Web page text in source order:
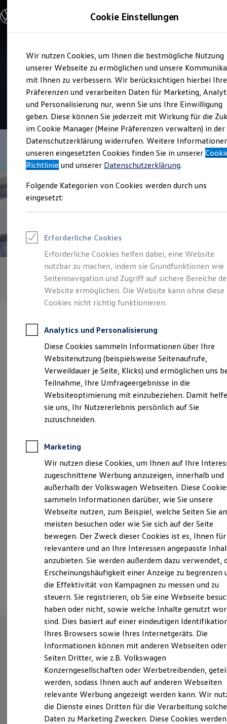
Hauptinhalt
springen
Footer
springen
Modelle und Konfigurator
Modelle vergleichen
Elektroautos
ENERGY Sondermodelle
Nutzfahrzeuge
SUV und CUV
Familienautos
Kombis
Kompaktwagen
Sportwagen
Schnell verfügbare Fahrzeuge
Angebote und Produkte
Aktuelle Angebote
E-Auto-Förderung
Volkswagen Marktplatz
Junge Gebrauchtwagen und Gebrauchtwagen
Volkswagen Zertifizierte Gebrauchtwagen
Zubehör- und Serviceangebote
Leasing
Leasing-Angebote
Gebrauchtwagen Leasing
Junge Gebrauchtwagen-Leasing
Elektroauto Leasing
Kleinwagen-Leasing
Leasing ohne Anzahlung
Finanzierung
Kfz-Versicherung
Restschuldversicherungen
Garantien
Wartungsverträge
Geschäftskunden
Professional Class bei Volkswagen
Großkunden
Behörden
Direktkunden
Sonderfahrzeuge
Anpfiff zum Gewinn
Elektroautos
ID. Tutorials
Elektrofahrzeugkonzepte
Reichweite
Reichweite der ID. Modelle
Reichweite im Winter
Laden
Laden unterwegs
Laden Zuhause
Ladestationen finden
Ladezeitensimulator
Batterie
Sicherheit
Garantie und Lebensdauer
Nachhaltigkeit
Technologie
Kosten und Kauf
Verbrauchskosten
Kaufoptionen
E-Auto-Förderung
Software und Konnektivität
ID. Software Versionen und Updates
Digitale Extras
Schnittstellen zu Ihrem ID.
Hybridautos
Marke und Erlebnis
Volkswagen R und R Experience
R-Modelle
Service
Autopark Hackerott
Burgwedel
4.7|35 Bewertungen
Hackerott GmbH & Co. Handels und Service KG
Impressum & Rechtliches)
Kokenhorststr. 6, 30938 Burgwedel
burgwedel@hackerott.de
+49 5139 9700650
Montag-Freitag 08:00-18:00 Uhr
Samstag
09:00 14:00
Uhr
Sonntag
Geschlossen
Ansprechpartner
Unsere Leistungenim
Überblick
Gebrauchtwagen
Cookie Einstellungen
Wir nutzen Cookies, um Ihnen die bestmögliche Nutzung
unserer Webseite zu ermöglichen und unsere
mit Ihnen zu verbessern. Wir berücksichtigen hierbei Ihre
Präferenzen und verarbeiten Daten für Marketing,
und Personalisierung nur, wenn Sie uns Ihre Einwilligung
geben. Diese können Sie jederzeit mit Wirkung für die
im Cookie Manager (Meine Präferenzen verwalten) in der
Datenschutzerklärung widerrufen. Weitere
unseren eingesetzten Cookies finden Sie in unserer
Richtlinie und unserer Datenschutzerklärung.
Folgende Kategorien von Cookies werden durch uns
eingesetzt:
Erforderliche Cookies
Erforderliche Cookies helfen dabei, eine Website
nutzbar zu machen, indem sie Grundfunktionen wie
Seitennavigation und Zugriff auf sichere Bereiche
Website ermöglichen. Die Website kann ohne diese
Cookies nicht richtig funktionieren.
Analytics und Personalisierung
Diese Cookies sammeln Informationen über Ihre
Websitenutzung (beispielsweise Seitenaufrufe,
Verweildauer je Seite, Klicks) und ermöglichen uns
Teilnahme, Ihre Umfrageergebnisse in die
Websiteoptimierung mit einzubeziehen. Damit
sie uns, Ihr Nutzererlebnis persönlich auf Sie
zuzuschneiden.
Marketing
Wir nutzen diese Cookies, um Ihnen auf Ihre
zugeschnittene Werbung anzuzeigen, innerhalb und
außerhalb der Volkswagen Webseiten. Diese
sammeln Informationen darüber, wie Sie unsere
Webseite nutzen, zum Beispiel, welche Seiten Sie
meisten besuchen oder wie Sie sich auf der Seite
bewegen. Der Zweck dieser Cookies ist es, Ihnen für
relevantere und an Ihre Interessen angepasste
anzubieten. Sie werden außerdem dazu verwendet,
Erscheinungshäufigkeit einer Anzeige zu begrenzen
die Effektivität von Kampagnen zu messen und zu
steuern. Sie registrieren, ob Sie eine Webseite
haben oder nicht, sowie welche Inhalte genutzt
sind. Dies basiert auf einer eindeutigen
Ihres Browsers sowie Ihres Internetgeräts. Die
Informationen können mit anderen Webseiten oder
Seiten Dritter, wie z.B. Volkswagen
Konzerngesellschaften oder Werbetreibenden,
werden, sodass Ihnen auch auf anderen Webseiten
relevante Werbung angezeigt werden kann. Wir
die Dienste eines Dritten für die Verarbeitung
Daten zu Marketing Zwecken. Diese Cookies